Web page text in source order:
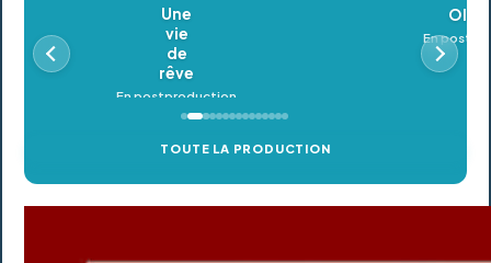
Oldeupe
En postproduction
TOUTE LA PRODUCTION